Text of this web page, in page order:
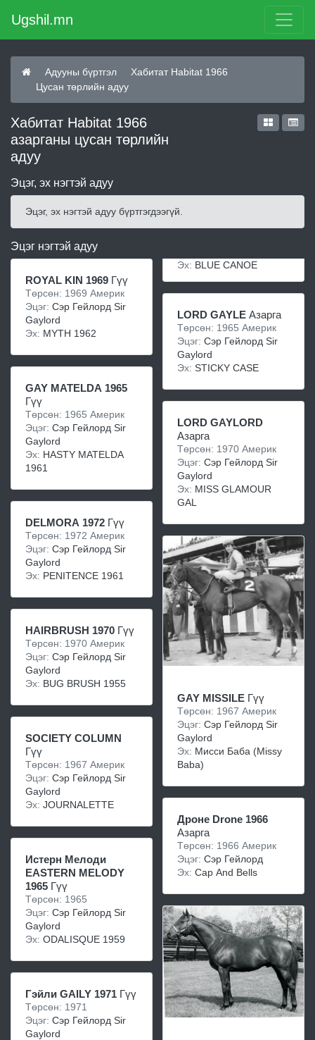
Ugshil.mn
Адууны бүртгэл
Хабитат Habitat 1966
Цусан төрлийн адуу
Хабитат Habitat 1966
азарганы цусан төрлийн
адуу
Эцэг, эх нэгтэй адуу
Эцэг, эх нэгтэй адуу бүртгэгдээгүй.
Эцэг нэгтэй адуу
ROYAL KIN 1969 Гүү
Төрсөн: 1969 Америк
Эцэг: Сэр Гейлорд Sir
Gaylord
Эх: MYTH 1962
GAY MATELDA 1965
Гүү
Төрсөн: 1965 Америк
Эцэг: Сэр Гейлорд Sir
Gaylord
Эх: HASTY MATELDA
1961
DELMORA 1972 Гүү
Төрсөн: 1972 Америк
Эцэг: Сэр Гейлорд Sir
Gaylord
Эх: PENITENCE 1961
HAIRBRUSH 1970 Гүү
Төрсөн: 1970 Америк
Эцэг: Сэр Гейлорд Sir
Gaylord
Эх: BUG BRUSH 1955
SOCIETY COLUMN
Гүү
Төрсөн: 1967 Америк
Эцэг: Сэр Гейлорд Sir
Gaylord
Эх: JOURNALETTE
Иcтeрн Meлoди
EASTERN MELODY
1965 Гүү
Төрсөн: 1965
Эцэг: Сэр Гейлорд Sir
Gaylord
Эх: ODALISQUE 1959
Гэйли GAILY 1971 Гүү
Төрсөн: 1971
Эцэг: Сэр Гейлорд Sir
Gaylord
Эх: BLUE CANOE
LORD GAYLE Азарга
Төрсөн: 1965 Америк
Эцэг: Сэр Гейлорд Sir
Gaylord
Эх: STICKY CASE
LORD GAYLORD
Азарга
Төрсөн: 1970 Америк
Эцэг: Сэр Гейлорд Sir
Gaylord
Эх: MISS GLAMOUR
GAL
GAY MISSILE Гүү
Төрсөн: 1967 Америк
Эцэг: Сэр Гейлорд Sir
Gaylord
Эх: Мисси Баба (Missy
Baba)
Дроне Drone 1966
Азарга
Төрсөн: 1966 Америк
Эцэг: Сэр Гейлорд
Эх: Cap And Bells